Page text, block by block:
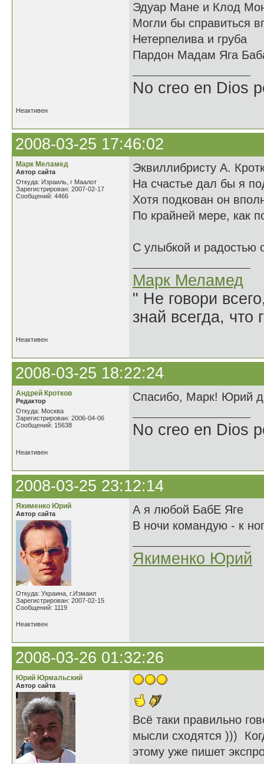
Эдуар Мане и Клод
Могли бы справиться
Нетерпелива и груба
Пардон Мадам Яга
No creo en Dios
Неактивен
2008-03-25 17:46:02
Марк Меламед
Автор сайта
Откуда: Израиль, г Маалот
Зарегистрирован: 2007-02-17
Сообщений: 4466
Эквиллибристу А.
На счастье дал бы я
Хотя подкован он
По крайней мере, как
С улыбкой и
Марк Меламед
" Не говори
знай всегда, что
Неактивен
2008-03-25 18:22:24
Андрей Кротков
Редактор
Откуда: Москва
Зарегистрирован: 2006-04-06
Сообщений: 15638
Спасибо, Марк! Юрий
No creo en Dios
Неактивен
2008-03-25 23:12:14
Якименко Юрий
Автор сайта
Откуда: Украина, г.Измаил
Зарегистрирован: 2007-02-15
Сообщений: 1119
А я любой БабЕ Яге
В ночи командую - к
Якименко Юрий
Неактивен
2008-03-26 01:32:26
Юрий Юрмальский
Автор сайта
Всё таки правильно
мысли сходятся )))
этому уже пишет